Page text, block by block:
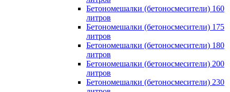
Бетономешалки (бетоносмесители) 160
литров
Бетономешалки (бетоносмесители) 175
литров
Бетономешалки (бетоносмесители) 180
литров
Бетономешалки (бетоносмесители) 200
литров
Бетономешалки (бетоносмесители) 230